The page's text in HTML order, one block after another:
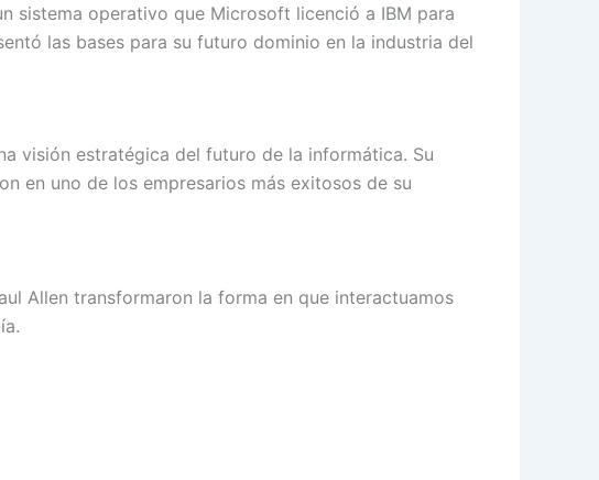
sistema operativo que Microsoft licenció a IBM para
las bases para su futuro dominio en la industria del
visión estratégica del futuro de la informática. Su
en uno de los empresarios más exitosos de su
Allen transformaron la forma en que interactuamos